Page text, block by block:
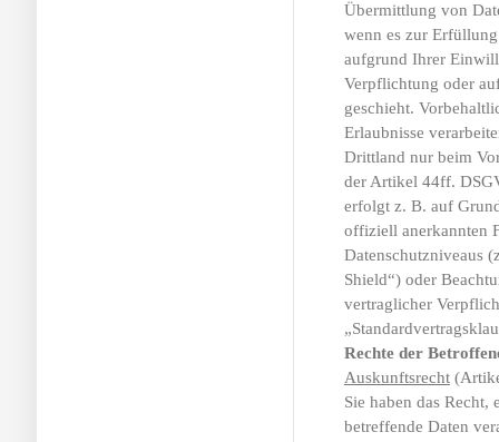
Übermittlung von
wenn es zur
aufgrund Ihrer
Verpflichtung oder
geschieht.
Erlaubnisse
Drittland nur beim
der Artikel 44ff.
erfolgt z. B. auf
offiziell anerkannten
Datenschutzniveaus
Shield“) oder
vertraglicher
Rechte der
Auskunftsrecht
Sie haben das
betreffende Daten